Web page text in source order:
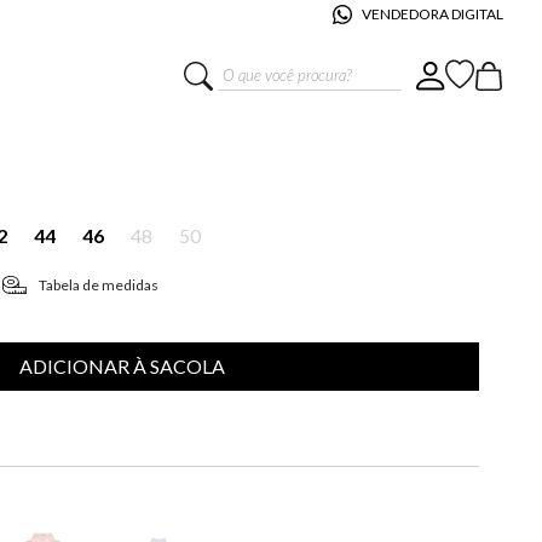
VENDEDORA DIGITAL
O que você procura?
LIS VERÔNICA VI FEMININA
44 46 48 50
Tabela de medidas
ADICIONAR À SACOLA